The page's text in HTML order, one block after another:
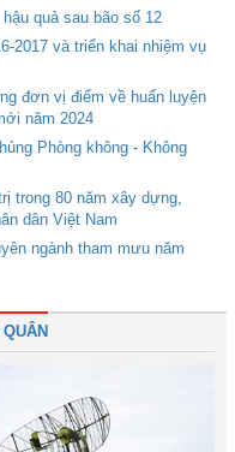
quả sau bão số 12
2017 và triển khai nhiệm vụ
đơn vị điểm về huấn luyện
năm 2024
Phòng không - Không
trong 80 năm xây dựng,
dân Việt Nam
ngành tham mưu năm